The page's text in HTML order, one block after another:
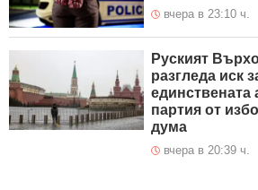
вчера в 23:10 ч.
Руският
разгледа иск
единствената
партия от
дума
вчера в 20:39 ч.